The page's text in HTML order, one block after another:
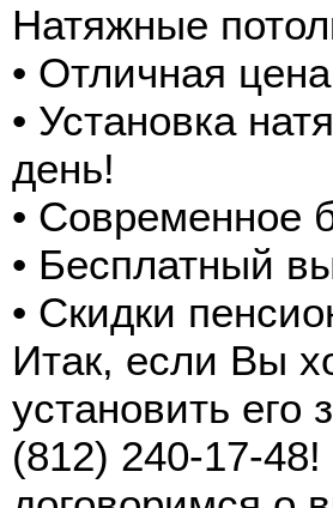
Натяжные
• Отличная
• Установка
день!
• Современное
• Бесплатный
• Скидки
Итак, если Вы
установить
(812) 240-17-